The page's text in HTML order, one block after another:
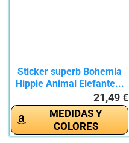
Sticker superb Bohemia
Hippie Animal Elefante...
21,49 €
MEDIDAS Y
COLORES